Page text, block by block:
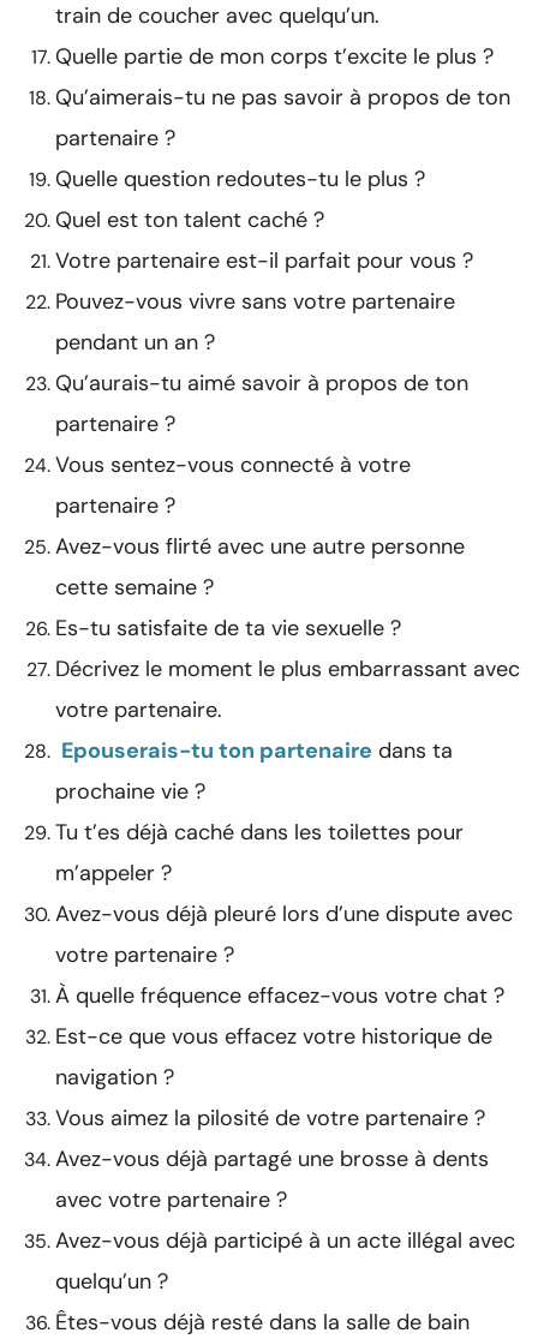
train de coucher avec quelqu’un.
Quelle partie de mon corps t’excite le plus ?
Qu’aimerais-tu ne pas savoir à propos de ton
partenaire ?
Quelle question redoutes-tu le plus ?
Quel est ton talent caché ?
Votre partenaire est-il parfait pour vous ?
Pouvez-vous vivre sans votre partenaire
pendant un an ?
Qu’aurais-tu aimé savoir à propos de ton
partenaire ?
Vous sentez-vous connecté à votre
partenaire ?
Avez-vous flirté avec une autre personne
cette semaine ?
Es-tu satisfaite de ta vie sexuelle ?
Décrivez le moment le plus embarrassant avec
votre partenaire.
Epouserais-tu ton partenaire dans ta
prochaine vie ?
Tu t’es déjà caché dans les toilettes pour
m’appeler ?
Avez-vous déjà pleuré lors d’une dispute avec
votre partenaire ?
À quelle fréquence effacez-vous votre chat ?
Est-ce que vous effacez votre historique de
navigation ?
Vous aimez la pilosité de votre partenaire ?
Avez-vous déjà partagé une brosse à dents
avec votre partenaire ?
Avez-vous déjà participé à un acte illégal avec
quelqu’un ?
Êtes-vous déjà resté dans la salle de bain